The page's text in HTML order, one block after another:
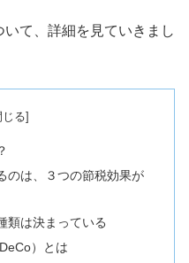
て、詳細を見ていきまし
のは、３つの節税効果が
類は決まっている
）とは